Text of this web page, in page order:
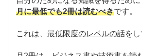
月に最低でも2冊は読むべきです。
これは、 最低限度のレベルの話をし